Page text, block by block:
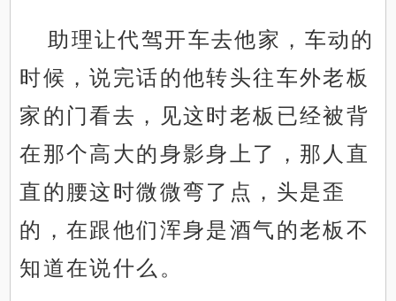
助理让代驾开车去他家，车动的
时候，说完话的他转头往车外老板
家的门看去，见这时老板已经被背
在那个高大的身影身上了，那人直
直的腰这时微微弯了点，头是歪
的，在跟他们浑身是酒气的老板不
知道在说什么。